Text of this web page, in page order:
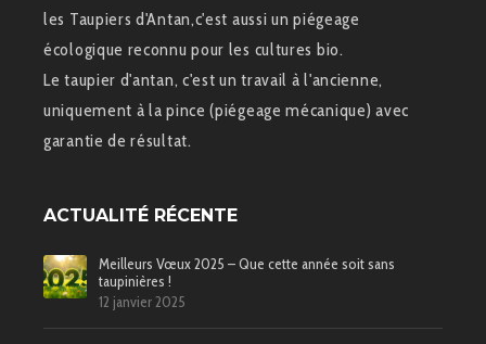
les Taupiers d'Antan,c'est aussi un piégeage
écologique reconnu pour les cultures bio.
Le taupier d'antan, c'est un travail à l'ancienne,
uniquement à la pince (piégeage mécanique) avec
garantie de résultat.
ACTUALITÉ RÉCENTE
Meilleurs Vœux 2025 – Que cette année soit sans
taupinières !
12 janvier 2025